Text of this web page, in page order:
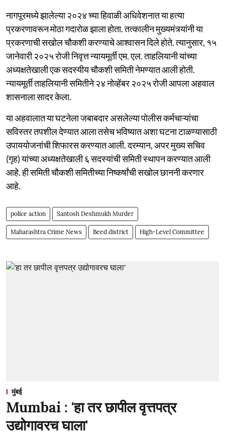
नागपूरमध्ये झालेल्या २०२४ च्या हिवाळी अधिवेशनात या हत्या
प्रकरणावरून मोठा गदारोळ झाला होता. तत्कालीन मुख्यमंत्र्यांनी या
प्रकरणाची सखोल चौकशी करण्याचे आश्वासन दिले होते. त्यानुसार, १५
जानेवारी २०२५ रोजी निवृत्त न्यायमूर्ती एम. एल. ताहलियानी यांच्या
अध्यक्षतेखाली एक सदस्यीय चौकशी समिती नेमण्यात आली होती.
न्यायमूर्ती ताहलियानी समितीने २४ नोव्हेंबर २०२५ रोजी आपला अहवाल
शासनाला सादर केला.
या अहवालात या घटनेला जबाबदार असलेल्या पोलीस कर्मचाऱ्यांचा
सविस्तर तपशील देण्यात आला तसेच भविष्यात अशा घटना टाळण्यासाठी
उपाययोजनांची शिफारस करण्यात आली. दरम्यान, अपर मुख्य सचिव
(गृह) यांच्या अध्यक्षतेखाली ६ सदस्यांची समिती स्थापन करण्यात आली
आहे. ही समिती चौकशी समितीच्या निष्कर्षांची सखोल छाननी करणार
आहे.
police action Santosh Deshmukh Murder
Maharashtra Crime News Beed district High-Level Committee
मुंबई
Mumbai : 'हा तर छापील वृत्तपत्र
उद्योगावरच घाला'